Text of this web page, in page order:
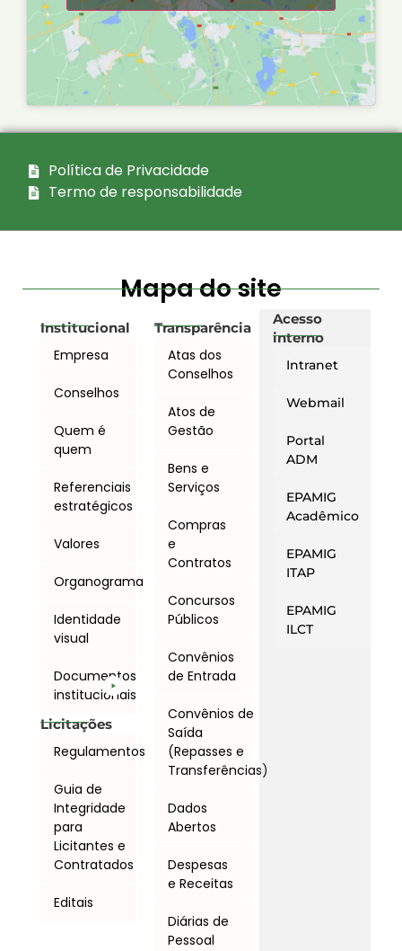
Política de Privacidade
Termo de responsabilidade
Mapa do site
Institucional
Empresa
Conselhos
Quem é
quem
Referenciais
estratégicos
Valores
Organograma
Identidade
visual
Documentos
institucionais
Licitações
Regulamentos
Guia de
Integridade
para
Licitantes e
Contratados
Editais
Transparência
Atas dos
Conselhos
Atos de
Gestão
Bens e
Serviços
Compras
e
Contratos
Concursos
Públicos
Convênios
de Entrada
Convênios de
Saída
(Repasses e
Transferências)
Dados
Abertos
Despesas
e Receitas
Diárias de
Pessoal
Acesso
interno
Intranet
Webmail
Portal
ADM
EPAMIG
Acadêmico
EPAMIG
ITAP
EPAMIG
ILCT